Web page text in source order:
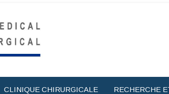
CLINIQUE CHIRURGICALE RECHERCHE